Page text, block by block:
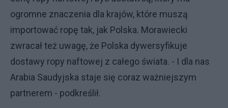
ogromne znaczenia dla krajów, które muszą
importować ropę tak, jak Polska. Morawiecki
zwracał też uwagę, że Polska dywersyfikuje
dostawy ropy naftowej z całego świata. - I dla nas
Arabia Saudyjska staje się coraz ważniejszym
partnerem - podkreślił.